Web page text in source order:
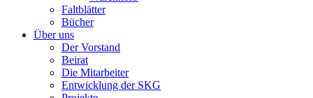
Faltblätter
Bücher
Über uns
Der Vorstand
Beirat
Die Mitarbeiter
Entwicklung der SKG